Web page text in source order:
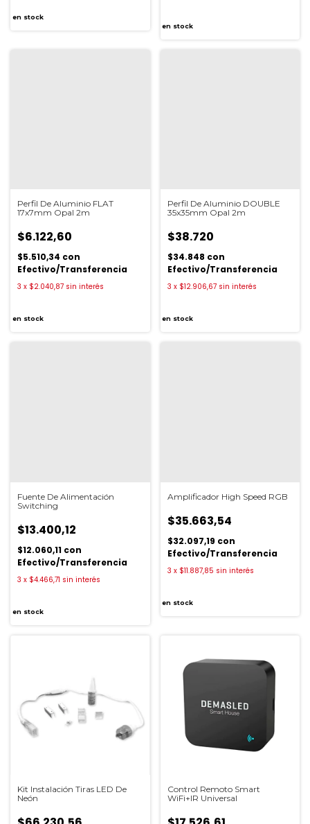
en stock
en stock
Perfil De Aluminio FLAT
17x7mm Opal 2m
$6.122,60
$5.510,34 con
Efectivo/Transferencia
3 x $2.040,87 sin interés
en stock
Perfil De Aluminio DOUBLE
35x35mm Opal 2m
$38.720
$34.848 con
Efectivo/Transferencia
3 x $12.906,67 sin interés
en stock
Fuente De Alimentación
Switching
$13.400,12
$12.060,11 con
Efectivo/Transferencia
3 x $4.466,71 sin interés
en stock
Amplificador High Speed RGB
$35.663,54
$32.097,19 con
Efectivo/Transferencia
3 x $11.887,85 sin interés
en stock
Kit Instalación Tiras LED De
Neón
Control Remoto Smart
WiFi+IR Universal